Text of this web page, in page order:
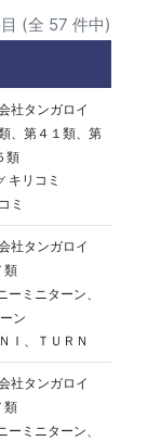
(全 57 件中)
社タンガロイ
、第４１類、第
類
キリコミ
ミ
社タンガロイ
類
ーミニターン、
ン
Ｉ、ＴＵＲＮ
社タンガロイ
類
ーミニターン、